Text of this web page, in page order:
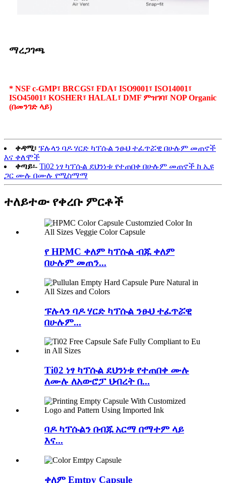
ማረጋገጫ
* NSF c-GMP፣ BRCGS፣ FDA፣ ISO9001፣ ISO14001፣
ISO45001፣ KOSHER፣ HALAL፣ DMF ምዝገባ፣ NOP Organic
(በመንገድ ላይ)
ቀዳሚ፡ ፑሉላን ባዶ ሃርድ ካፕሱል ንፁህ ተፈጥሯዊ በሁሉም መጠኖች
እና ቀለሞች
ቀጣይ፡- Ti02 ነፃ ካፕሱል ደህንነቱ የተጠበቀ በሁሉም መጠኖች ከ ኢዩ
ጋር ሙሉ በሙሉ የሚስማማ
ተለይተው የቀረቡ ምርቶች
የ HPMC ቀለም ካፕሱል ብጁ ቀለም
በሁሉም መጠን...
ፑሉላን ባዶ ሃርድ ካፕሱል ንፁህ ተፈጥሯዊ
በሁሉም...
Ti02 ነፃ ካፕሱል ደህንነቱ የተጠበቀ ሙሉ
ለሙሉ ለአውሮፓ ህብረት በ...
ባዶ ካፕሱልን በብጁ አርማ በማተም ላይ
እና...
ቀለም Emtpy Capsule